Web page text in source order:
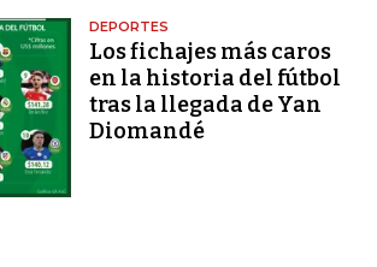
DEPORTES
Los fichajes más caros
en la historia del fútbol
tras la llegada de Yan
Diomandé